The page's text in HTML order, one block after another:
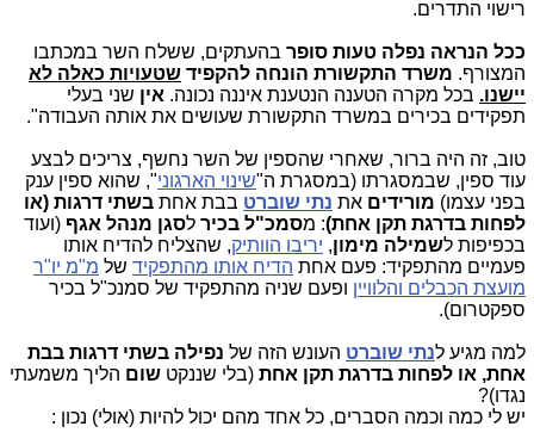
רישוי התדרים.
ככל הנראה נפלה טעות סופר בהעתקים, ששלח השר במכתבו
המצורף. משרד התקשורת הונחה להקפיד שטעויות כאלה לא
יישנו. בכל מקרה הטענה הנטענת איננה נכונה. אין שני בעלי
תפקידים בכירים במשרד התקשורת שעושים את אותה העבודה".
טוב, זה היה ברור, שאחרי שהספין של השר נחשף, צריכים לבצע
עוד ספין, שבמסגרתו (במסגרת ה"שינוי הארגוני", שהוא ספין ענק
בפני עצמו) מורידים את נתי שוברט בבת אחת בשתי דרגות (או
לפחות בדרגת תקן אחת): מסמכ"ל בכיר לסגן מנהל אגף (ועוד
בכפיפות לשמילה מימון, יריבו הוותיק, שהצליח להדיח אותו
פעמיים מהתפקיד: פעם אחת הדיח אותו מהתפקיד של מ"מ יו"ר
מועצת הכבלים והלוויין ופעם שניה מהתפקיד של סמנכ"ל בכיר
ספקטרום).
למה מגיע לנתי שוברט העונש הזה של נפילה בשתי דרגות בבת
אחת, או לפחות בדרגת תקן אחת (בלי שננקט שום הליך משמעתי
נגדו)?
יש לי כמה וכמה הסברים, כל אחד מהם יכול להיות (אולי) נכון :